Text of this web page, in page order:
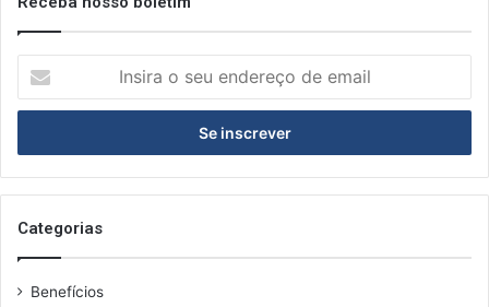
seu
de
email
Categorias
Benefícios